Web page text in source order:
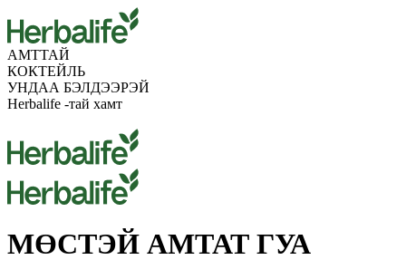
АМТТАЙ
КОКТЕЙЛЬ
УНДАА БЭЛДЭЭРЭЙ
Herbalife -тай хамт
МӨСТЭЙ АМТАТ ГУА